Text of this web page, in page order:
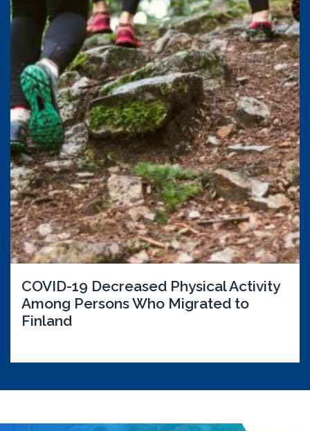
COVID-19 Decreased Physical Activity
Among Persons Who Migrated to
Finland